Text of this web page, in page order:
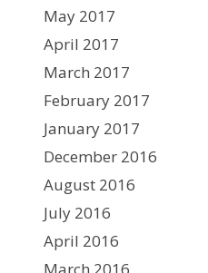
May 2017
April 2017
March 2017
February 2017
January 2017
December 2016
August 2016
July 2016
April 2016